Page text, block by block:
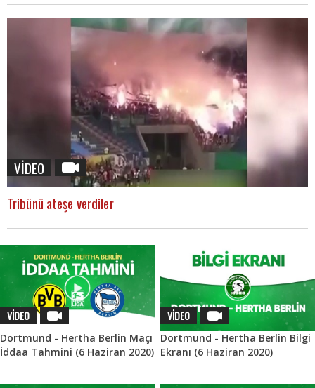
VİDEO
Tribünü ateşe verdiler
VİDEO
Dortmund - Hertha Berlin Maçı
İddaa Tahmini (6 Haziran 2020)
VİDEO
Dortmund - Hertha Berlin Bilgi
Ekranı (6 Haziran 2020)